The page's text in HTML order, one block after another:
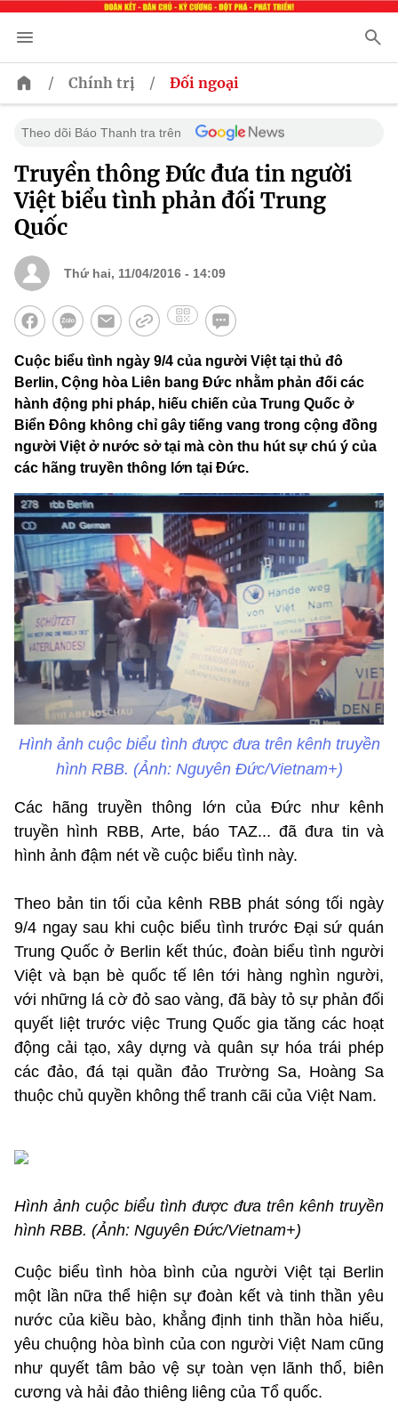
/ Chính trị / Đối ngoại
Theo dõi Báo Thanh tra trên
Truyền thông Đức đưa tin người
Việt biểu tình phản đối Trung
Quốc
Thứ hai, 11/04/2016 - 14:09
Cuộc biểu tình ngày 9/4 của người Việt tại thủ đô
Berlin, Cộng hòa Liên bang Đức nhằm phản đối các
hành động phi pháp, hiếu chiến của Trung Quốc ở
Biển Đông không chỉ gây tiếng vang trong cộng đồng
người Việt ở nước sở tại mà còn thu hút sự chú ý của
các hãng truyền thông lớn tại Đức.
Hình ảnh cuộc biểu tình được đưa trên kênh truyền
hình RBB. (Ảnh: Nguyên Đức/Vietnam+)
Các hãng truyền thông lớn của Đức như kênh
truyền hình RBB, Arte, báo TAZ... đã đưa tin và
hình ảnh đậm nét về cuộc biểu tình này.
Theo bản tin tối của kênh RBB phát sóng tối ngày
9/4 ngay sau khi cuộc biểu tình trước Đại sứ quán
Trung Quốc ở Berlin kết thúc, đoàn biểu tình người
Việt và bạn bè quốc tế lên tới hàng nghìn người,
với những lá cờ đỏ sao vàng, đã bày tỏ sự phản đối
quyết liệt trước việc Trung Quốc gia tăng các hoạt
động cải tạo, xây dựng và quân sự hóa trái phép
các đảo, đá tại quần đảo Trường Sa, Hoàng Sa
thuộc chủ quyền không thể tranh cãi của Việt Nam.
Hình ảnh cuộc biểu tình được đưa trên kênh truyền
hình RBB. (Ảnh: Nguyên Đức/Vietnam+)
Cuộc biểu tình hòa bình của người Việt tại Berlin
một lần nữa thể hiện sự đoàn kết và tinh thần yêu
nước của kiều bào, khẳng định tinh thần hòa hiếu,
yêu chuộng hòa bình của con người Việt Nam cũng
như quyết tâm bảo vệ sự toàn vẹn lãnh thổ, biên
cương và hải đảo thiêng liêng của Tổ quốc.